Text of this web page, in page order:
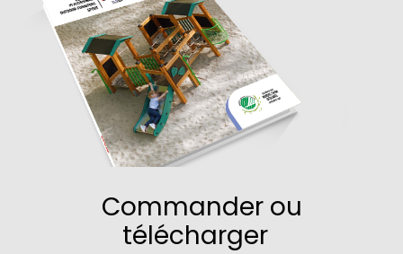
Commander ou
télécharger